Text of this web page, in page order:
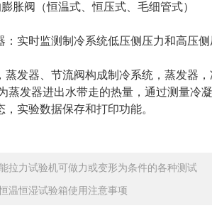
胀阀（恒温式、恒压式、毛细管式）
：实时监测制冷系统低压侧压力和高压
蒸发器、节流阀构成制冷系统，蒸发器
蒸发器进出水带走的热量，通过测量冷
实验数据保存和打印功能。
拉力试验机可做力或变形为条件的各种测试
温恒湿试验箱使用注意事项